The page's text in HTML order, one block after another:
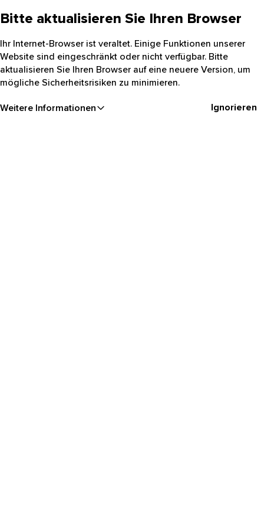
Bitte aktualisieren Sie Ihren Browser
Ihr Internet-Browser ist veraltet. Einige Funktionen unserer
Website sind eingeschränkt oder nicht verfügbar. Bitte
aktualisieren Sie Ihren Browser auf eine neuere Version, um
mögliche Sicherheitsrisiken zu minimieren.
Weitere Informationen Ignorieren